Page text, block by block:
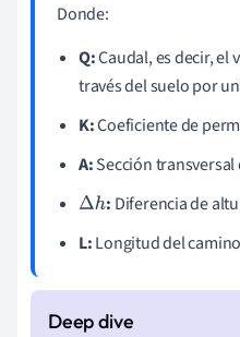
Donde:
Q:Caudal, es decir, el
través del suelo por
K:Coeficiente de
A:Sección
Δh : Diferencia de
L:Longitud del